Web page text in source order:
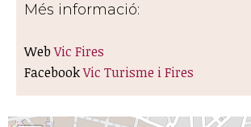
Més informació:
WebVic Fires
FacebookVic Turisme i Fires